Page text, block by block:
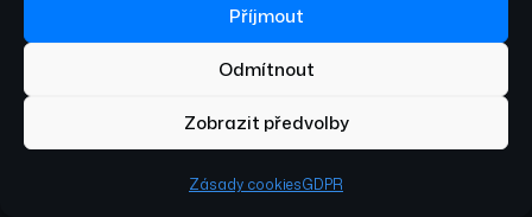
Příjmout
Odmítnout
Zobrazit předvolby
Zásady cookiesGDPR
bezpečnosti a
rychlých iteracích.
Cílem je, aby vaše
zjednodušila
02
Návrh
produktu &
vývoj: Od vize